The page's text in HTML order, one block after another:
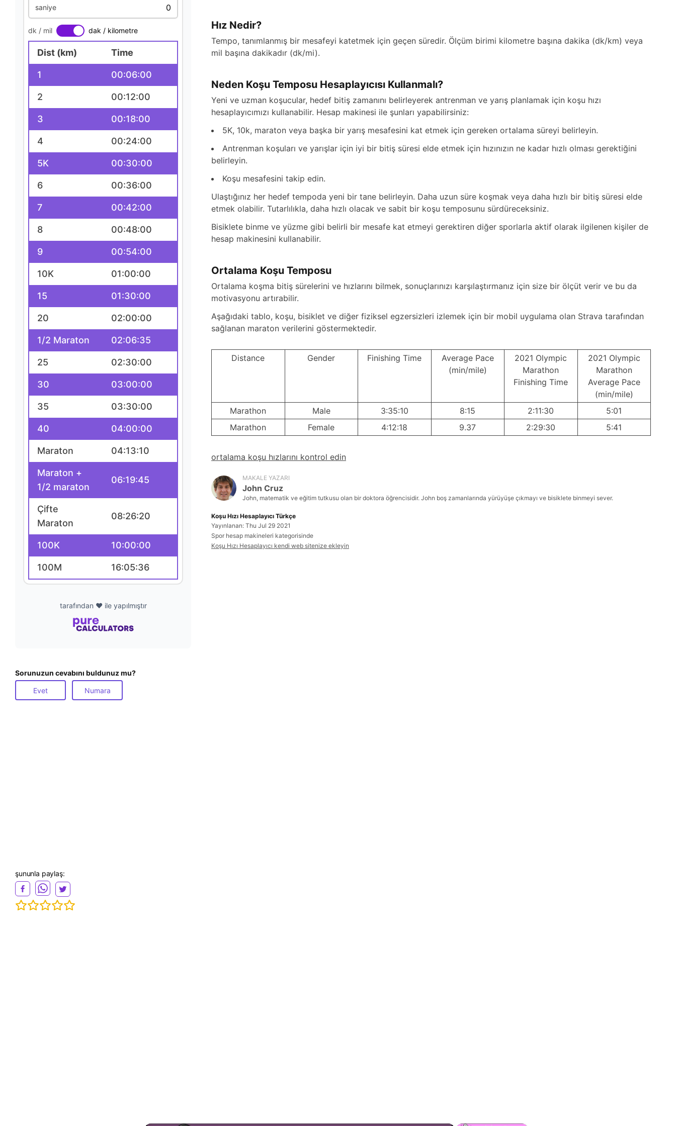
saniye
dk / mil dak / kilometre
Dist (km) Time
1 00:06:00
2 00:12:00
3 00:18:00
4 00:24:00
5K 00:30:00
6 00:36:00
7 00:42:00
8 00:48:00
9 00:54:00
10K 01:00:00
15 01:30:00
20 02:00:00
1/2 Maraton 02:06:35
25 02:30:00
30 03:00:00
35 03:30:00
40 04:00:00
Maraton 04:13:10
Maraton +
1/2 maraton
06:19:45
Çifte
Maraton
08:26:20
100K 10:00:00
100M 16:05:36
tarafından ❤️ ile yapılmıştır
Sorunuzun cevabını buldunuz mu?
Evet Numara
şununla paylaş:
Hız Nedir?
Tempo, tanımlanmış bir mesafeyi katetmek için geçen süredir. Ölçüm birimi kilometre başına dakika (dk/km) veya
mil başına dakikadır (dk/mi).
Neden Koşu Temposu Hesaplayıcısı Kullanmalı?
Yeni ve uzman koşucular, hedef bitiş zamanını belirleyerek antrenman ve yarış planlamak için koşu hızı
hesaplayıcımızı kullanabilir. Hesap makinesi ile şunları yapabilirsiniz:
5K, 10k, maraton veya başka bir yarış mesafesini kat etmek için gereken ortalama süreyi belirleyin.
Antrenman koşuları ve yarışlar için iyi bir bitiş süresi elde etmek için hızınızın ne kadar hızlı olması gerektiğini
belirleyin.
Koşu mesafesini takip edin.
Ulaştığınız her hedef tempoda yeni bir tane belirleyin. Daha uzun süre koşmak veya daha hızlı bir bitiş süresi elde
etmek olabilir. Tutarlılıkla, daha hızlı olacak ve sabit bir koşu temposunu sürdüreceksiniz.
Bisiklete binme ve yüzme gibi belirli bir mesafe kat etmeyi gerektiren diğer sporlarla aktif olarak ilgilenen kişiler de
hesap makinesini kullanabilir.
Ortalama Koşu Temposu
Ortalama koşma bitiş sürelerini ve hızlarını bilmek, sonuçlarınızı karşılaştırmanız için size bir ölçüt verir ve bu da
motivasyonu artırabilir.
Aşağıdaki tablo, koşu, bisiklet ve diğer fiziksel egzersizleri izlemek için bir mobil uygulama olan Strava tarafından
sağlanan maraton verilerini göstermektedir.
Distance Gender Finishing Time
Average Pace
(min/mile)
2021 Olympic
Marathon
Finishing Time
2021 Olympic
Marathon
Average Pace
(min/mile)
Marathon
Male 3:35:10 8:15 2:11:30
5:01
Marathon
Female 4:12:18 9.37 2:29:30 5:41
ortalama koşu hızlarını kontrol edin
MAKALE YAZARI
John Cruz
John, matematik ve eğitim tutkusu olan bir doktora öğrencisidir. John boş zamanlarında yürüyüşe çıkmayı ve bisiklete binmeyi sever.
Koşu Hızı Hesaplayıcı Türkçe
Yayınlanan: Thu Jul 29 2021
Spor hesap makineleri kategorisinde
Koşu Hızı Hesaplayıcı kendi web sitenize ekleyin